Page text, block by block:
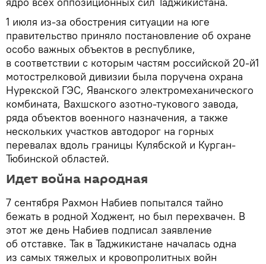
1 июля из-за обострения ситуации на юге
правительство приняло постановление об охране
особо важных объектов в республике,
в соответствии с которым частям российской 20-й1
мотострелковой дивизии была поручена охрана
Нурекской ГЭС, Яванского электромеханического
комбината, Вахшского азотно-тукового завода,
ряда объектов военного назначения, а также
нескольких участков автодорог на горных
перевалах вдоль границы Кулябской и Курган-
Тюбинской областей.
Идет война народная
7 сентября Рахмон Набиев попытался тайно
бежать в родной Ходжент, но был перехвачен. В
этот же день Набиев подписал заявление
об отставке. Так в Таджикистане началась одна
из самых тяжелых и кровопролитных войн